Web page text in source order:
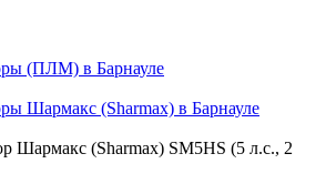
(ПЛМ) в Барнауле
Шармакс (Sharmax) в Барнауле
Шармакс (Sharmax) SM5HS (5 л.с., 2